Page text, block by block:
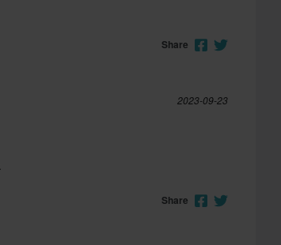
Share
2023-09-23
Share